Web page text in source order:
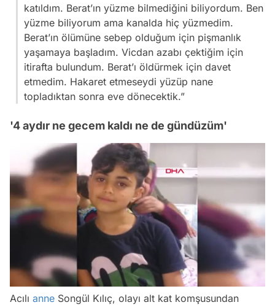
katıldım. Berat’ın yüzme bilmediğini biliyordum. Ben
yüzme biliyorum ama kanalda hiç yüzmedim.
Berat’ın ölümüne sebep olduğum için pişmanlık
yaşamaya başladım. Vicdan azabı çektiğim için
itirafta bulundum. Berat’ı öldürmek için davet
etmedim. Hakaret etmeseydi yüzüp nane
topladıktan sonra eve dönecektik.”
'4 aydır ne gecem kaldı ne de gündüzüm'
/
Acılı anne Songül Kılıç, olayı alt kat komşusundan